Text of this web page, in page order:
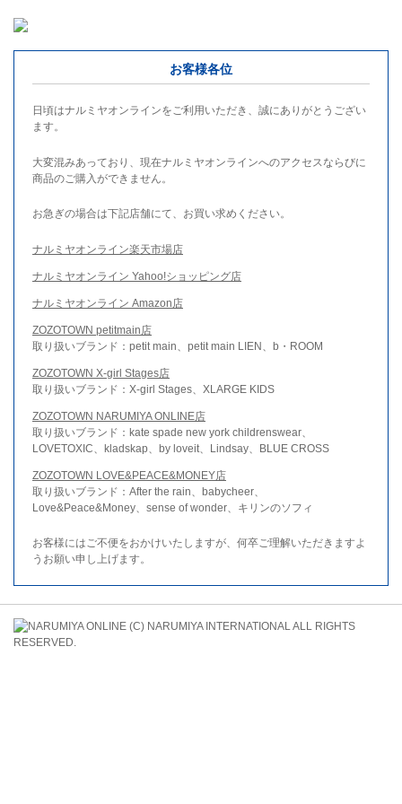
お客様各位
日頃はナルミヤオンラインをご利用いただき、誠にありがとうござい
ます。
大変混みあっており、現在ナルミヤオンラインへのアクセスならびに
商品のご購入ができません。
お急ぎの場合は下記店舗にて、お買い求めください。
ナルミヤオンライン楽天市場店
ナルミヤオンライン Yahoo!ショッピング店
ナルミヤオンライン Amazon店
ZOZOTOWN petitmain店
取り扱いブランド：petit main、petit main LIEN、b・ROOM
ZOZOTOWN X-girl Stages店
取り扱いブランド：X-girl Stages、XLARGE KIDS
ZOZOTOWN NARUMIYA ONLINE店
取り扱いブランド：kate spade new york childrenswear、
LOVETOXIC、kladskap、by loveit、Lindsay、BLUE CROSS
ZOZOTOWN LOVE&PEACE&MONEY店
取り扱いブランド：After the rain、babycheer、
Love&Peace&Money、sense of wonder、キリンのソフィ
お客様にはご不便をおかけいたしますが、何卒ご理解いただきますよ
うお願い申し上げます。